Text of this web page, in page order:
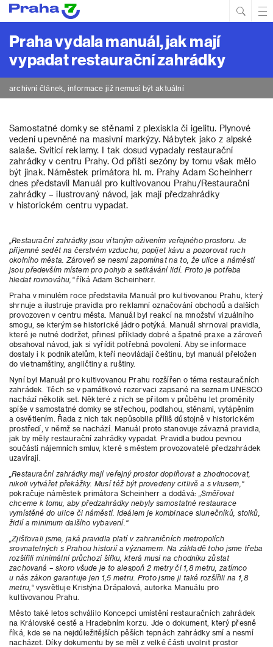
Praha vydala manuál, jak mají
vypadat restaurační zahrádky
archivní článek, informace již nemusí být aktuální
Samostatné domky se stěnami z plexiskla či igelitu. Plynové
vedení upevněné na masivní markýzy. Nábytek jako z alpské
salaše. Svítící reklamy. I tak dosud vypadaly restaurační
zahrádky v centru Prahy. Od příští sezóny by tomu však mělo
být jinak. Náměstek primátora hl. m. Prahy Adam Scheinherr
dnes představil Manuál pro kultivovanou Prahu/Restaurační
zahrádky – ilustrovaný návod, jak mají předzahrádky
v historickém centru vypadat.
„Restaurační zahrádky jsou vítaným oživením veřejného prostoru. Je
příjemné sedět na čerstvém vzduchu, popíjet kávu a pozorovat ruch
okolního města. Zároveň se nesmí zapomínat na to, že ulice a náměstí
jsou především místem pro pohyb a setkávání lidí. Proto je potřeba
hledat rovnováhu,“říká Adam Scheinherr.
Praha v minulém roce představila Manuál pro kultivovanou Prahu, který
shrnuje a ilustruje pravidla pro reklamní označování obchodů a dalších
provozoven v centru města. Manuál byl reakcí na množství vizuálního
smogu, se kterým se historické jádro potýká. Manuál shrnoval pravidla,
které je nutné dodržet, přinesl příklady dobré a špatné praxe a zároveň
obsahoval návod, jak si vyřídit potřebná povolení. Aby se informace
dostaly i k podnikatelům, kteří neovládají češtinu, byl manuál přeložen
do vietnamštiny, angličtiny a ruštiny.
Nyní byl Manuál pro kultivovanou Prahu rozšířen o téma restauračních
zahrádek. Těch se v památkové rezervaci zapsané na seznam UNESCO
nachází několik set. Některé z nich se přitom v průběhu let proměnily
spíše v samostatné domky se střechou, podlahou, stěnami, vytápěním
a osvětlením. Řada z nich tak nepůsobila příliš důstojně v historickém
prostředí, v němž se nachází. Manuál proto stanovuje závazná pravidla,
jak by měly restaurační zahrádky vypadat. Pravidla budou pevnou
součástí nájemních smluv, které s městem provozovatelé předzahrádek
uzavírají.
„Restaurační zahrádky mají veřejný prostor doplňovat a zhodnocovat,
nikoli vytvářet překážky. Musí též být provedeny citlivě a s vkusem,“
pokračuje náměstek primátora Scheinherr a dodává:
„Směřovat
chceme k tomu, aby předzahrádky nebyly samostatné restaurace
vymístěné do ulice či náměstí. Ideálem je kombinace slunečníků, stolků,
židlí a minimum dalšího vybavení.“
„Zjišťovali jsme, jaká pravidla platí v zahraničních metropolích
srovnatelných s Prahou historií a významem. Na základě toho jsme třeba
rozšířili minimální průchozí šířku, která musí na chodníku zůstat
zachovaná – skoro všude je to alespoň 2 metry či 1,8 metru, zatímco
u nás zákon garantuje jen 1,5 metru. Proto jsme ji také rozšířili na 1,8
metru,“vysvětluje Kristýna Drápalová, autorka Manuálu pro
kultivovanou Prahu.
Město také letos schválilo Koncepci umístění restauračních zahrádek
na Královské cestě a Hradebním korzu. Jde o dokument, který přesně
říká, kde se na nejdůležitějších pěších tepnách zahrádky smí a nesmí
nacházet. Díky dokumentu by se měl z velké části uvolnit prostor